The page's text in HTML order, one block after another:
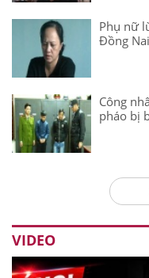
Phụ nữ
Đồng Nai
Công
pháo bị
VIDEO